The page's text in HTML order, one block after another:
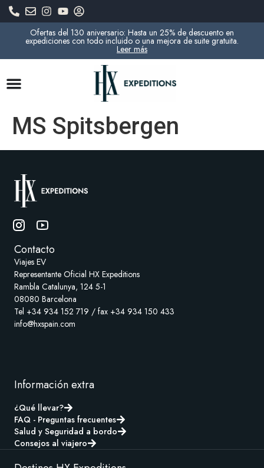
Ofertas del 130 aniversario: Hasta un 25% de descuento en
expediciones con todo incluido o una mejora de suite gratuita.
Leer más
MS Spitsbergen
Contacto
Viajes EV
Representante Oficial HX Expeditions
Rambla Catalunya, 124 5-1
08080 Barcelona
Tel +34 934 152 719 / fax +34 934 150 433
info@hxspain.com
Información extra
¿Qué llevar?
FAQ - Preguntas frecuentes
Salud y Seguridad a bordo
Consejos al viajero